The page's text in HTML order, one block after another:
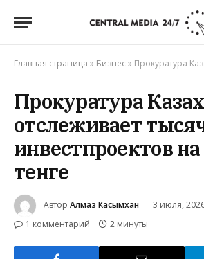
Главная страница » Бизнес» Прокуратура Казахстана
Прокуратура
отслеживает
инвестпроектов
тенге
Автор Алмаз Касымхан 3 июля,
1 комментарий 2 минуты